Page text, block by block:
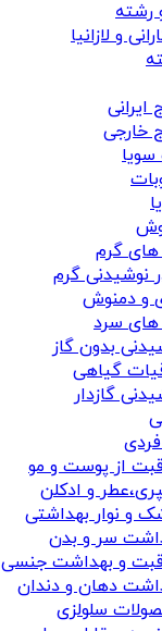
رشته
و لازانیا
ایرانی
خارجی
سویا
های گرم
نوشیدنی گرم
و دمنوش
های سرد
بدون گاز
گیاهی
گازدار
از پوست و مو
و ادکلن
و نوار بهداشتی
سر و بدن
و بهداشت جنسی
دهان و دندان
سلولزی